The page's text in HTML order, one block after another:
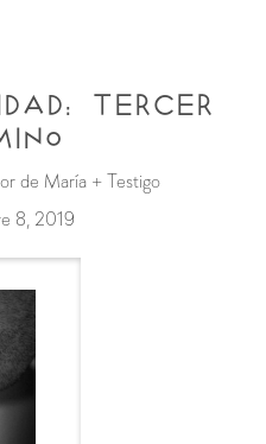
Tercer
de María + Testigo
8, 2019